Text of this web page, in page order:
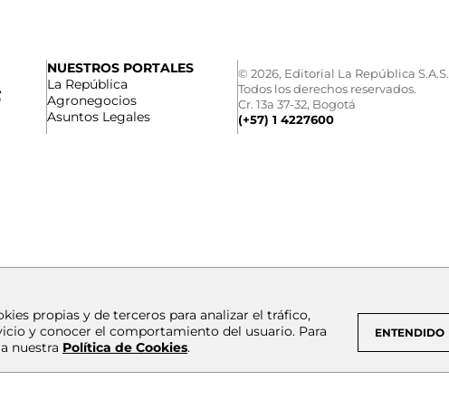
NUESTROS PORTALES
La República
Agronegocios
Asuntos Legales
© 2026, Editorial La República S.A.S.
Todos los derechos reservados.
Cr. 13a 37-32, Bogotá
(+57) 1 4227600
propias y de terceros para analizar el tráfico,
y conocer el comportamiento del usuario. Para
nuestra Política de Cookies.
ENTENDIDO